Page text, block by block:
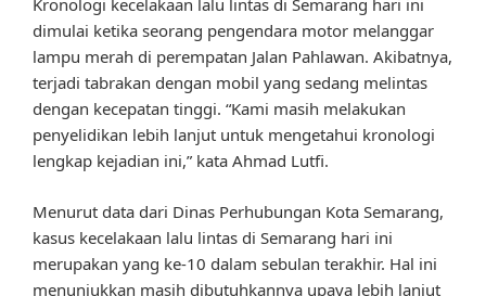
Kronologi kecelakaan lalu lintas di Semarang hari ini
dimulai ketika seorang pengendara motor melanggar
lampu merah di perempatan Jalan Pahlawan. Akibatnya,
terjadi tabrakan dengan mobil yang sedang melintas
dengan kecepatan tinggi. “Kami masih melakukan
penyelidikan lebih lanjut untuk mengetahui kronologi
lengkap kejadian ini,” kata Ahmad Lutfi.
Menurut data dari Dinas Perhubungan Kota Semarang,
kasus kecelakaan lalu lintas di Semarang hari ini
merupakan yang ke-10 dalam sebulan terakhir. Hal ini
menunjukkan masih dibutuhkannya upaya lebih lanjut